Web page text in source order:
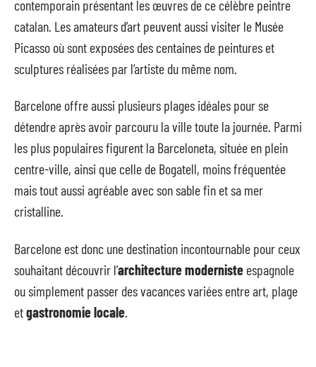
contemporain présentant les œuvres de ce célèbre peintre
catalan. Les amateurs d’art peuvent aussi visiter le Musée
Picasso où sont exposées des centaines de peintures et
sculptures réalisées par l’artiste du même nom.
Barcelone offre aussi plusieurs plages idéales pour se
détendre après avoir parcouru la ville toute la journée. Parmi
les plus populaires figurent la Barceloneta, située en plein
centre-ville, ainsi que celle de Bogatell, moins fréquentée
mais tout aussi agréable avec son sable fin et sa mer
cristalline.
Barcelone est donc une destination incontournable pour ceux
souhaitant découvrir l’architecture moderniste espagnole
ou simplement passer des vacances variées entre art, plage
etgastronomie locale